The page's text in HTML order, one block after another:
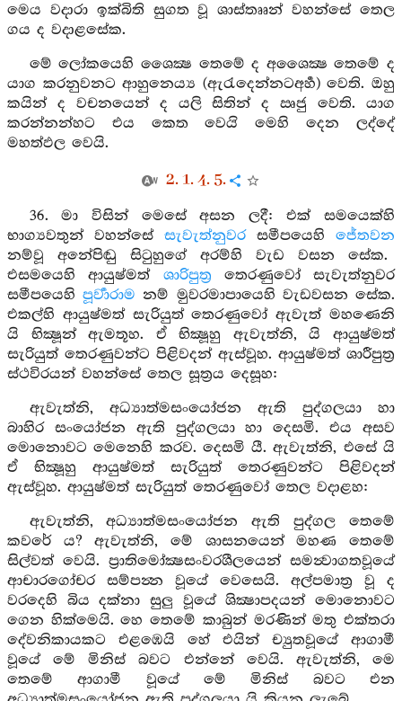
මෙය වදාරා ඉක්බිති සුගත වූ ශාස්තෲන් වහන්සේ තෙල
ගය ද වදාළසේක.
මේ ලෝකයෙහි ශෛක්‍ෂ තෙමේ ද අශෛක්‍ෂ තෙමේ ද
යාග කරනුවනට ආහුනෙය්‍ය (ඇරැදෙන්නටඅර්‍හ) වෙති. ඔහු
කයින් ද වචනයෙන් ද යලි සිතින් ද ඍජු වෙති. යාග
කරන්නන්හට එය කෙත වෙයි මෙහි දෙන ලද්දේ
මහත්ඵල වෙයි.
2. 1. 4. 5.
36. මා විසින් මෙසේ අසන ලදී: එක් සමයෙක්හි
භාග්‍යවතුන් වහන්සේ සැවැත්නුවරසමීපයෙහි ජේතවන
නම්වූ අනේපිඬු සිටුහුගේ අරම්හි වැඩ වසන සේක.
එසමයෙහි ආයුෂ්මත් ශාරිපුත්‍ර තෙරණුවෝ සැවැත්නුවර
සමීපයෙහිපූර්‍වාරාම නම් මුවරමාපායෙහි වැඩවසන සේක.
එකල්හි ආයුෂ්මත් සැරියුත් තෙරණුවෝ ඇවැත් මහණෙනි
යි භික්‍ෂූන් ඇමතූහ. ඒ භික්‍ෂූහු ඇවැත්නි, යි ආයුෂ්මත්
සැරියුත් තෙරණුවන්ට පිළිවදන් ඇස්වූහ. ආයුෂ්මත් ශාරීපුත්‍ර
ස්ථවිරයන් වහන්සේ තෙල සූත්‍රය දෙසූහ:
ඇවැත්නි, අධ්‍යාත්මසංයෝජන ඇති පුද්ගලයා හා
බාහිර සංයෝජන ඇති පුද්ගලයා හා දෙසමි. එය අසව
මොනොවට මෙනෙහි කරව. දෙසමි යී. ඇවැත්නි, එසේ යි
ඒ භික්‍ෂූහු ආයුෂ්මත් සැරියුත් තෙරණුවන්ට පිළිවදන්
ඇස්වූහ. ආයුෂ්මත් සැරියුත් තෙරණුවෝ තෙල වදාළහ:
ඇවැත්නි, අධ්‍යාත්මසංයෝජන ඇති පුද්ගල තෙමේ
කවරේ ය? ඇවැත්නි, මේ ශාසනයෙන් මහණ තෙමේ
සිල්වත් වෙයි. ප්‍රාතිමෝක්‍ෂසංවරශීලයෙන් සමන්‍වාගතවූයේ
ආචාරගෝචර සම්‍පන්‍න වූයේ වෙසෙයි. අල්පමාත්‍ර වූ ද
වරදෙහි බිය දක්නා සුලු වූයේ ශික්‍ෂාපදයන් මොනොවට
ගෙන හික්මෙයි. හෙ තෙමේ කාබුන් මරණින් මතු එක්තරා
දේවනිකායකට එළඹෙයි හේ එයින් ච්‍යුතවූයේ ආගාමී
වූයේ මේ මිනිස් බවට එන්නේ වෙයි. ඇවැත්නි, මෙ
තෙමේ ආගාමී වූයේ මේ මිනිස් බවට එන